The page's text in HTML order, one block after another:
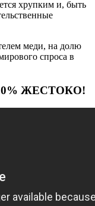
хрупким и, быть
меди, на долю
спроса в
ЖЕСТОКО!